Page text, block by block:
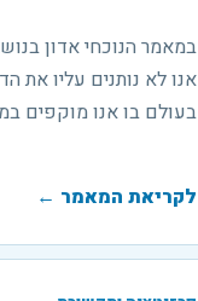
במאמר הנוכחי אדון
אנו לא נותנים עליו את
בעולם בו אנו מוקפים
לקריאת המאמר ←